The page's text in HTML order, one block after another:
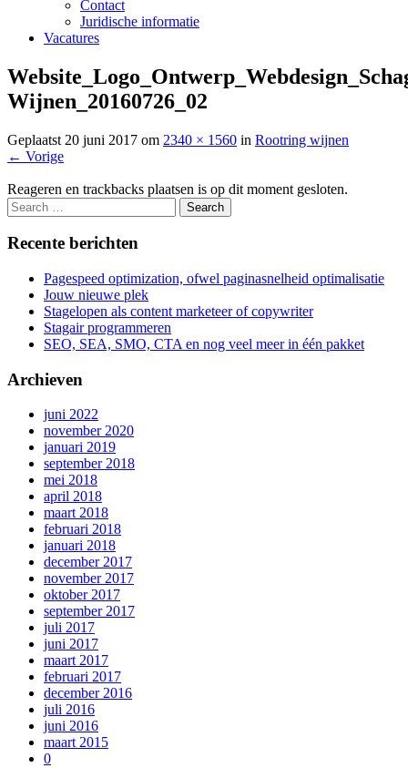
Contact
Juridische informatie
Vacatures
Wijnen_20160726_02
Geplaatst 20 juni 2017 om 2340 × 1560 in Rootring wijnen
← Vorige
Reageren en trackbacks plaatsen is op dit moment gesloten.
Recente berichten
Pagespeed optimization, ofwel paginasnelheid optimalisatie
Jouw nieuwe plek
Stagelopen als content marketeer of copywriter
Stagair programmeren
SEO, SEA, SMO, CTA en nog veel meer in één pakket
Archieven
juni 2022
november 2020
januari 2019
september 2018
mei 2018
april 2018
maart 2018
februari 2018
januari 2018
december 2017
november 2017
oktober 2017
september 2017
juli 2017
juni 2017
maart 2017
februari 2017
december 2016
juli 2016
juni 2016
maart 2015
0